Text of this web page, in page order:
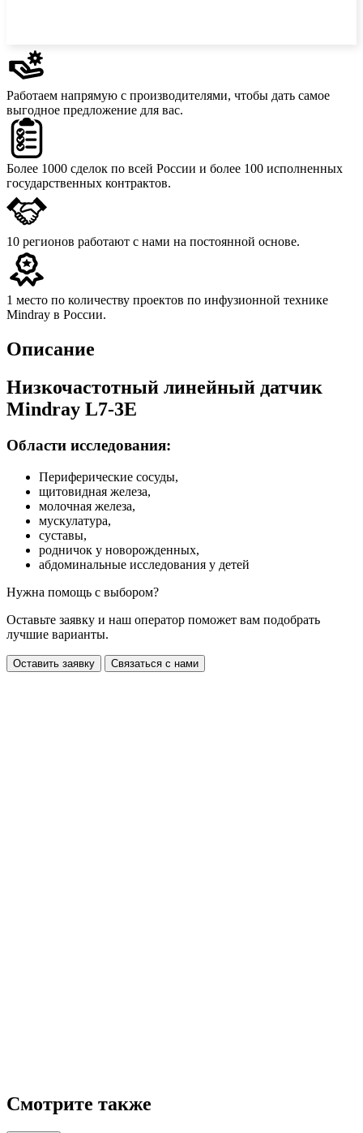
Работаем напрямую с производителями, чтобы дать самое
выгодное предложение для вас.
Более 1000 сделок по всей России и более 100 исполненных
государственных контрактов.
10 регионов работают с нами на постоянной основе.
1 место по количеству проектов по инфузионной технике
Mindray в России.
Описание
Низкочастотный линейный датчик
Mindray L7-3E
Области исследования:
Периферические сосуды,
щитовидная железа,
молочная железа,
мускулатура,
суставы,
родничок у новорожденных,
абдоминальные исследования у детей
Нужна помощь с выбором?
Оставьте заявку и наш оператор поможет вам подобрать
лучшие варианты.
Оставить заявку Связаться с нами
Смотрите также